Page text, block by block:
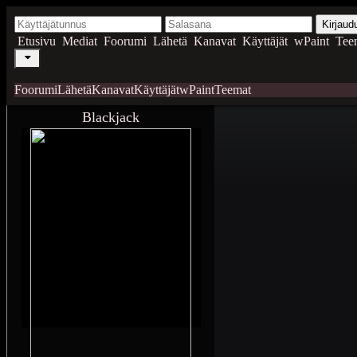
Etusivu Mediat Foorumi Lähetä Kanavat Käyttäjät wPaint
FoorumiLähetäKanavatKäyttäjätwPaintTeemat
Blackjack